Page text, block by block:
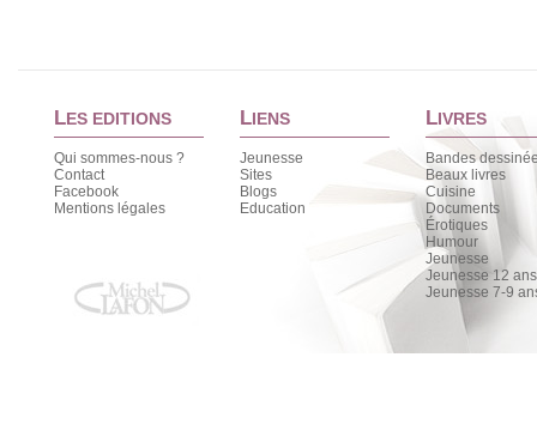
LES EDITIONS
Qui sommes-nous ?
Contact
Facebook
Mentions légales
LIENS
Jeunesse
Sites
Blogs
Education
LIVRES
Bandes
Beaux livres
Cuisine
Documents
Érotiques
Humour
Jeunesse
Jeunesse 12
Jeunesse 7-9